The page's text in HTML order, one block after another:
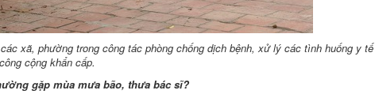
xã, phường trong công tác phòng chống dịch bệnh, xử lý các tình huống y tế
công cộng khẩn cấp.
gặp mùa mưa bão, thưa bác sĩ?